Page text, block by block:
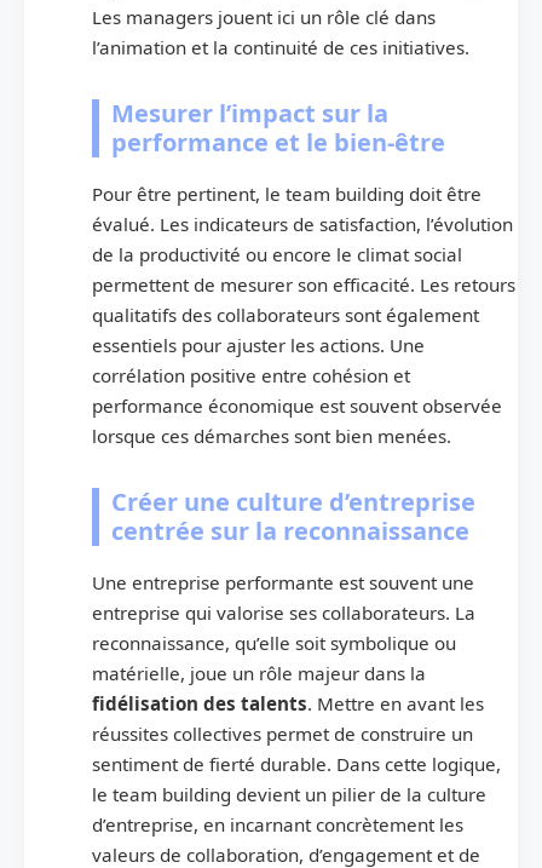
Les managers jouent ici un rôle clé dans
l’animation et la continuité de ces initiatives.
Mesurer l’impact sur la
performance et le bien-être
Pour être pertinent, le team building doit être
évalué. Les indicateurs de satisfaction, l’évolution
de la productivité ou encore le climat social
permettent de mesurer son efficacité. Les retours
qualitatifs des collaborateurs sont également
essentiels pour ajuster les actions. Une
corrélation positive entre cohésion et
performance économique est souvent observée
lorsque ces démarches sont bien menées.
Créer une culture d’entreprise
centrée sur la reconnaissance
Une entreprise performante est souvent une
entreprise qui valorise ses collaborateurs. La
reconnaissance, qu’elle soit symbolique ou
matérielle, joue un rôle majeur dans la
fidélisation des talents. Mettre en avant les
réussites collectives permet de construire un
sentiment de fierté durable. Dans cette logique,
le team building devient un pilier de la culture
d’entreprise, en incarnant concrètement les
valeurs de collaboration, d’engagement et de